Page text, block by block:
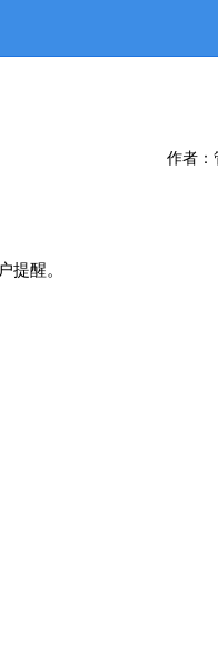
作者：
提醒。